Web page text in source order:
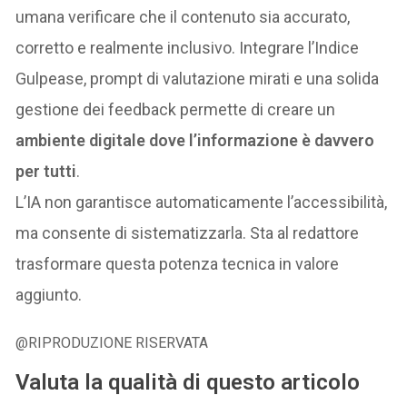
umana verificare che il contenuto sia accurato,
corretto e realmente inclusivo. Integrare l’Indice
Gulpease, prompt di valutazione mirati e una solida
gestione dei feedback permette di creare un
ambiente digitale dove l’informazione è davvero
per tutti.
L’IA non garantisce automaticamente l’accessibilità,
ma consente di sistematizzarla. Sta al redattore
trasformare questa potenza tecnica in valore
aggiunto.
@RIPRODUZIONE RISERVATA
Valuta la qualità di questo articolo